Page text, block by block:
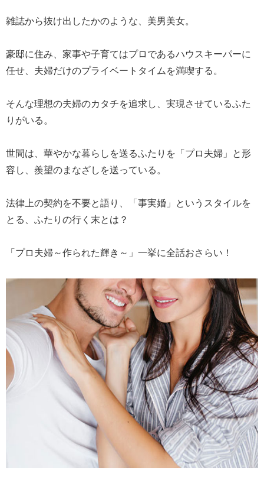
雑誌から抜け出したかのような、美男美女。
豪邸に住み、家事や子育てはプロであるハウスキーパーに
任せ、夫婦だけのプライベートタイムを満喫する。
そんな理想の夫婦のカタチを追求し、実現させているふた
りがいる。
世間は、華やかな暮らしを送るふたりを「プロ夫婦」と形
容し、羨望のまなざしを送っている。
法律上の契約を不要と語り、「事実婚」というスタイルを
とる、ふたりの行く末とは？
「プロ夫婦～作られた輝き～」一挙に全話おさらい！